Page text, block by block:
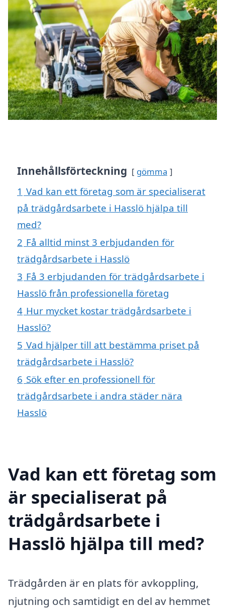
Innehållsförteckning gömma
1 Vad kan ett företag som är specialiserat
på trädgårdsarbete i Hasslö hjälpa till
med?
2 Få alltid minst 3 erbjudanden för
trädgårdsarbete i Hasslö
3 Få 3 erbjudanden för trädgårdsarbete i
Hasslö från professionella företag
4 Hur mycket kostar trädgårdsarbete i
Hasslö?
5 Vad hjälper till att bestämma priset på
trädgårdsarbete i Hasslö?
6 Sök efter en professionell för
trädgårdsarbete i andra städer nära
Hasslö
Vad kan ett företag som
är specialiserat på
trädgårdsarbete i
Hasslö hjälpa till med?
Trädgården är en plats för avkoppling,
njutning och samtidigt en del av hemmet